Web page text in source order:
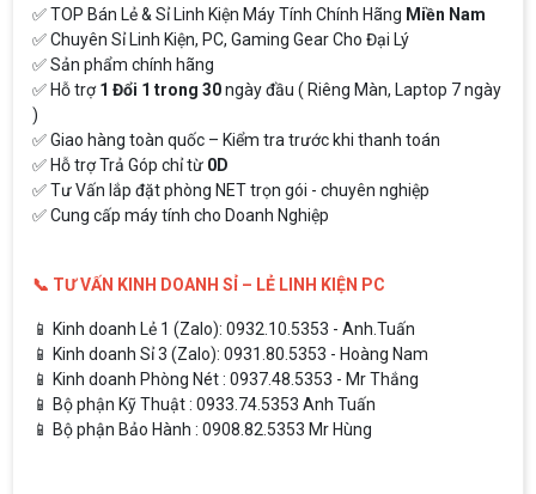
✅ TOP Bán Lẻ & Sỉ Linh Kiện Máy Tính Chính Hãng Miền Nam
✅ Chuyên Sỉ Linh Kiện, PC, Gaming Gear Cho Đại Lý
✅ Sản phẩm chính hãng
✅ Hỗ trợ1 Đổi 1 trong 30ngày đầu ( Riêng Màn, Laptop 7 ngày
)
✅ Giao hàng toàn quốc – Kiểm tra trước khi thanh toán
✅ Hỗ trợ Trả Góp chỉ từ 0D
✅ Tư Vấn lắp đặt phòng NET trọn gói - chuyên nghiệp
✅ Cung cấp máy tính cho Doanh Nghiệp
📞 TƯ VẤN KINH DOANH SỈ – LẺ LINH KIỆN PC
📱 Kinh doanh Lẻ 1 (Zalo): 0932.10.5353 - Anh.Tuấn
📱 Kinh doanh Sỉ 3 (Zalo): 0931.80.5353 - Hoàng Nam
📱 Kinh doanh Phòng Nét : 0937.48.5353 - Mr Thắng
📱 Bộ phận Kỹ Thuật : 0933.74.5353 Anh Tuấn
📱 Bộ phận Bảo Hành : 0908.82.5353 Mr Hùng